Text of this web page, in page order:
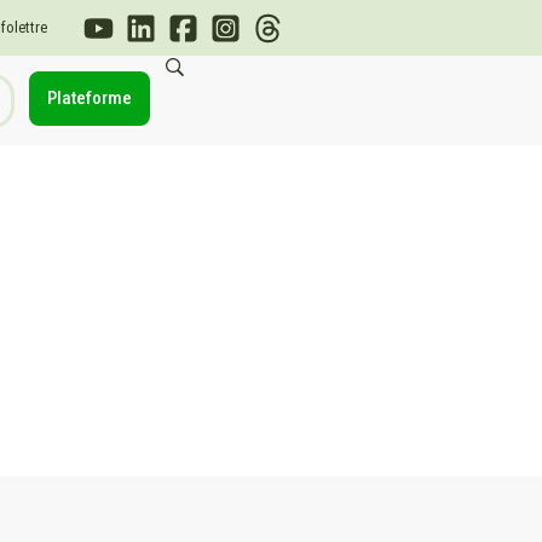
Plateforme